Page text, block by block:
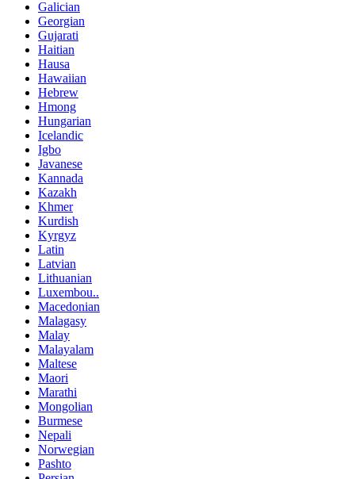
Galician
Georgian
Gujarati
Haitian
Hausa
Hawaiian
Hebrew
Hmong
Hungarian
Icelandic
Igbo
Javanese
Kannada
Kazakh
Khmer
Kurdish
Kyrgyz
Latin
Latvian
Lithuanian
Luxembou..
Macedonian
Malagasy
Malay
Malayalam
Maltese
Maori
Marathi
Mongolian
Burmese
Nepali
Norwegian
Pashto